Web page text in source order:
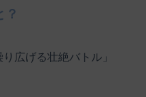
広げる壮絶バトル」